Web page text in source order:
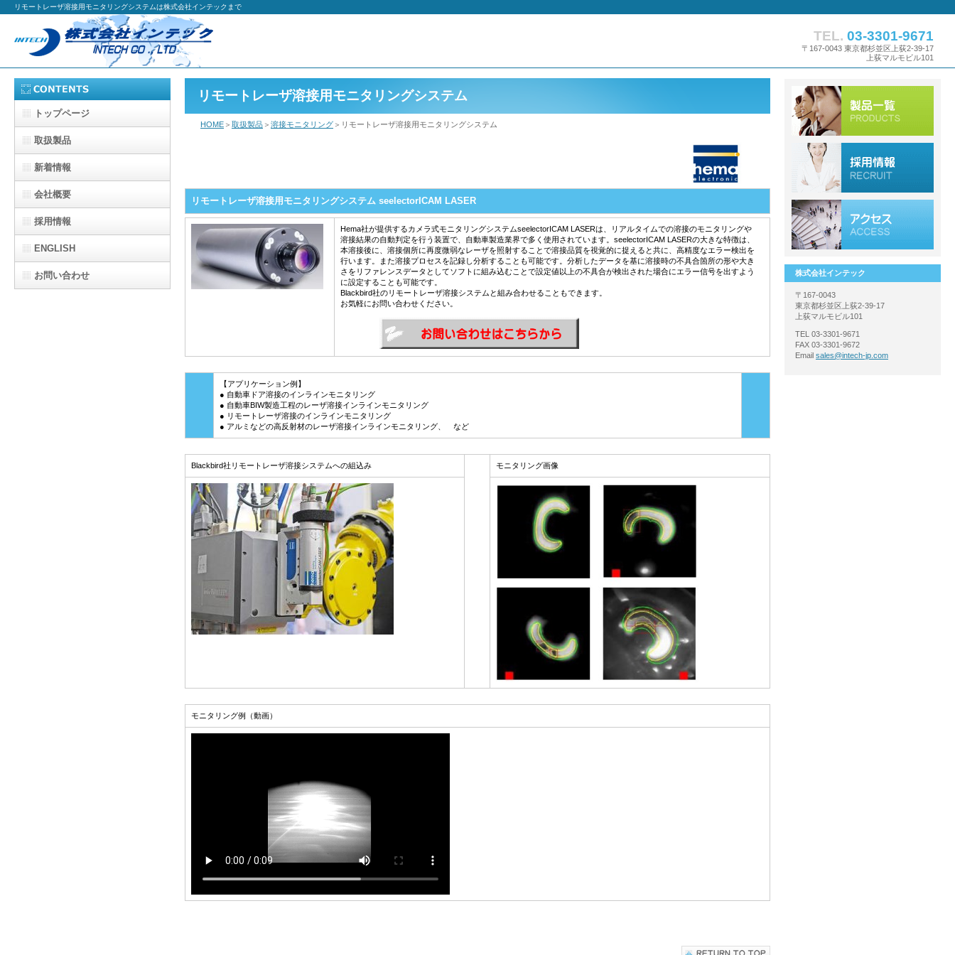
リモートレーザ溶接用モニタリングシステムは株式会社インテックまで
TEL. 03-3301-9671
〒167-0043 東京都杉並区上荻2-39-17
上荻マルモビル101
リモートレーザ溶接用モニタリングシステム
HOME ＞ 取扱製品 ＞ 溶接モニタリング ＞リモートレーザ溶接用モニタリングシステム
リモートレーザ溶接用モニタリングシステム seelectorICAM LASER
Hema社が提供するカメラ式モニタリングシステムseelectorICAM LASERは、リアルタイムでの溶接のモニタリングや
溶接結果の自動判定を行う装置で、自動車製造業界で多く使用されています。seelectorICAM LASERの大きな特徴は、
本溶接後に、溶接個所に再度微弱なレーザを照射することで溶接品質を視覚的に捉えると共に、高精度なエラー検出を
行います。また溶接プロセスを記録し分析することも可能です。分析したデータを基に溶接時の不具合箇所の形や大き
さをリファレンスデータとしてソフトに組み込むことで設定値以上の不具合が検出された場合にエラー信号を出すよう
に設定することも可能です。
Blackbird社のリモートレーザ溶接システムと組み合わせることもできます。
お気軽にお問い合わせください。
【アプリケーション例】
● 自動車ドア溶接のインラインモニタリング
● 自動車BIW製造工程のレーザ溶接インラインモニタリング
● リモートレーザ溶接のインラインモニタリング
● アルミなどの高反射材のレーザ溶接インラインモニタリング、 など
Blackbird社リモートレーザ溶接システムへの組込み モニタリング画像
モニタリング例（動画）
トップページ
取扱製品
新着情報
会社概要
採用情報
ENGLISH
お問い合わせ 株式会社インテック
〒167-0043
東京都杉並区上荻2-39-17
上荻マルモビル101
TEL 03-3301-9671
FAX 03-3301-9672
Email sales@intech-jp.com